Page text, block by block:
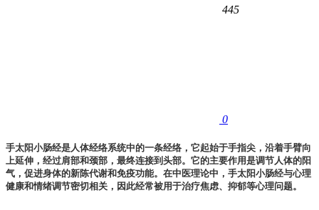
445
0
手太阳小肠经是人体经络系统中的一条经络，它起始于手指尖，沿着手臂向
上延伸，经过肩部和颈部，最终连接到头部。它的主要作用是调节人体的阳
气，促进身体的新陈代谢和免疫功能。在中医理论中，手太阳小肠经与心理
健康和情绪调节密切相关，因此经常被用于治疗焦虑、抑郁等心理问题。